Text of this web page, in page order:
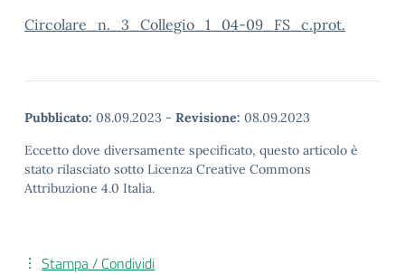
Circolare_n._3_Collegio_1_04-09_FS_c.prot.
Pubblicato: 08.09.2023 - Revisione: 08.09.2023
Eccetto dove diversamente specificato, questo articolo è
stato rilasciato sotto Licenza Creative Commons
Attribuzione 4.0 Italia.
Stampa / Condividi